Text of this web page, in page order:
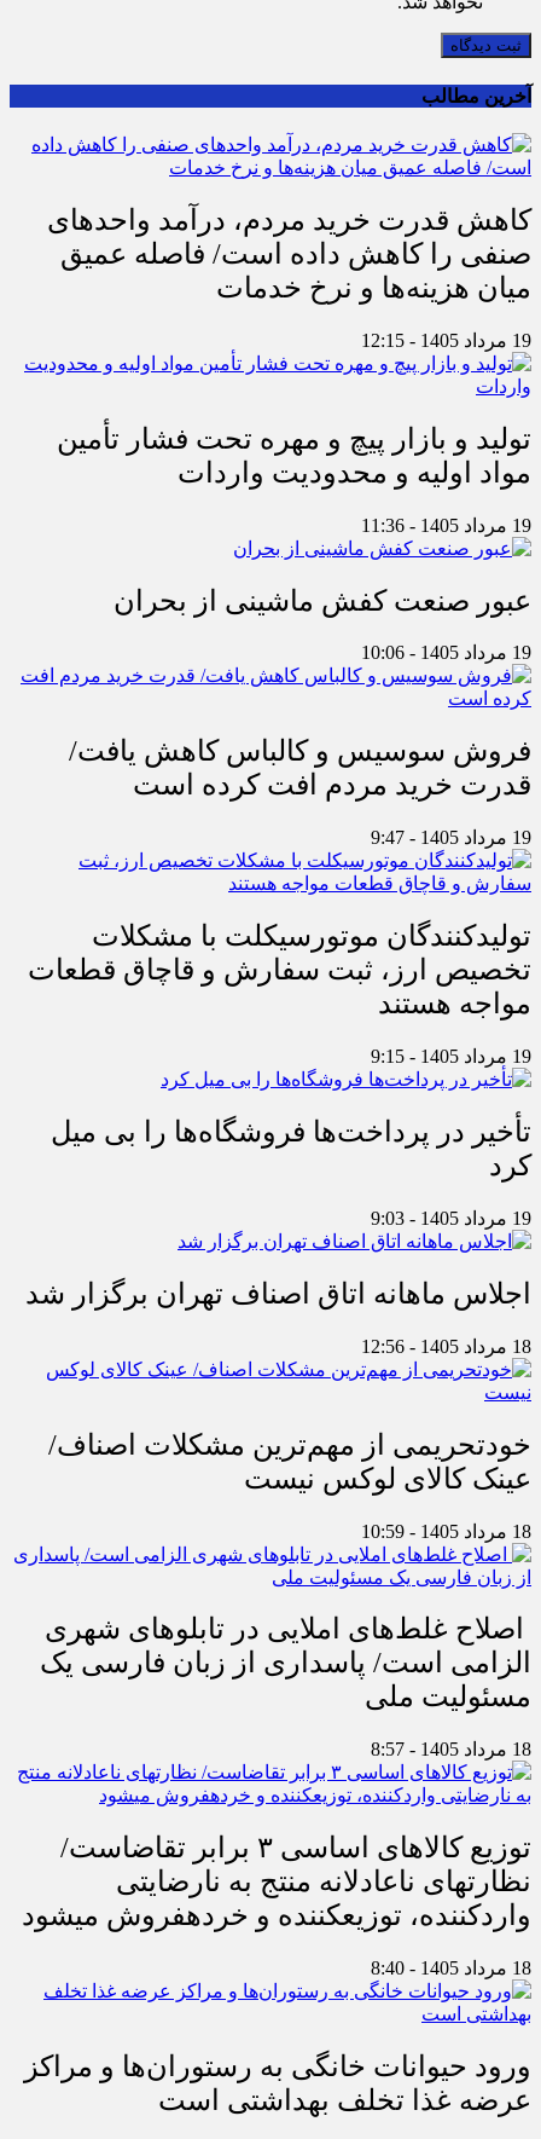
ثبت دیدگاه
آخرین مطالب
کاهش قدرت خرید مردم، درآمد واحدهای
صنفی را کاهش داده است/ فاصله عمیق
میان هزینه‌ها و نرخ خدمات
19 مرداد 1405 - 12:15
تولید و بازار پیچ و مهره تحت فشار تأمین
مواد اولیه و محدودیت واردات
19 مرداد 1405 - 11:36
عبور صنعت کفش ماشینی از بحران
19 مرداد 1405 - 10:06
فروش سوسیس و کالباس کاهش یافت/
قدرت خرید مردم افت کرده است
19 مرداد 1405 - 9:47
تولیدکنندگان موتورسیکلت با مشکلات
تخصیص ارز، ثبت سفارش و قاچاق قطعات
مواجه هستند
19 مرداد 1405 - 9:15
تأخیر در پرداخت‌ها فروشگاه‌ها را بی میل
کرد
19 مرداد 1405 - 9:03
اجلاس ماهانه اتاق اصناف تهران برگزار شد
18 مرداد 1405 - 12:56
خودتحریمی از مهم‌ترین مشکلات اصناف/
عینک کالای لوکس نیست
18 مرداد 1405 - 10:59
اصلاح غلط‌های املایی در تابلوهای شهری
الزامی است/ پاسداری از زبان فارسی یک
مسئولیت ملی
18 مرداد 1405 - 8:57
توزیع کالاهای اساسی ۳ برابر تقاضاست/
نظارت‎های ناعادلانه منتج به نارضایتی
واردکننده، توزیع‎کننده و خرده‎فروش می‎شود
18 مرداد 1405 - 8:40
ورود حیوانات خانگی به رستوران‌ها و مراکز
عرضه غذا تخلف بهداشتی است